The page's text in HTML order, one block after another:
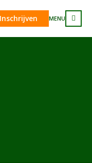
Inschrijven MENU